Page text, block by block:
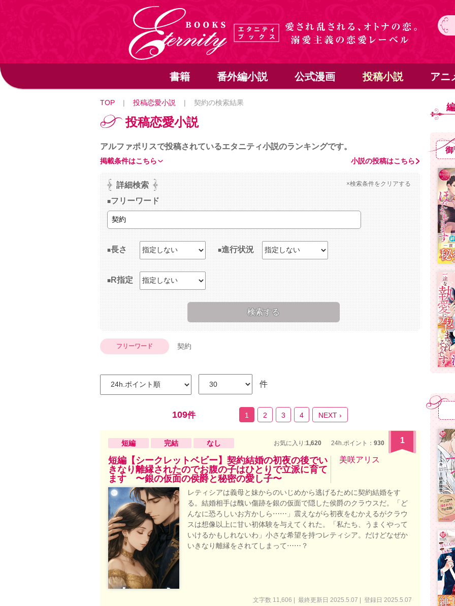
書籍 番外編小説 公式漫画 投稿小説 アニ
TOP | 投稿恋愛小説 | 契約の検索結果
投稿恋愛小説
アルファポリスで投稿されているエタニティ小説のランキングです。
小説の投稿はこちら
掲載条件はこちら
詳細検索 ×検索条件をクリアする
フリーワード
長さ 進行状況
R指定
フリーワード 契約
件
109件 1 2 3 4 NEXT ›
短編 完結 なし お気に入り:1,620 24h.ポイント： 930 1
短編【シークレットベビー】契約結婚の初夜の後でい
きなり離縁されたのでお腹の子はひとりで立派に育て
ます 〜銀の仮面の侯爵と秘密の愛し子〜
美咲アリス
レティシアは義母と妹からのいじめから逃げるために契約結婚をす
る。結婚相手は醜い傷跡を銀の仮面で隠した侯爵のクラウスだ。「ど
んなに恐ろしいお方かしら⋯⋯」震えながら初夜をむかえるがクラウ
スは想像以上に甘い初体験を与えてくれた。「私たち、うまくやって
いけるかもしれないわ」小さな希望を持つレティシア。だけどなぜか
いきなり離縁をされてしまって⋯⋯？
文字数 11,606 | 最終更新日 2025.5.07 | 登録日 2025.5.07